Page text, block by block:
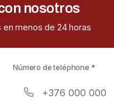
nosotros
menos de 24 horas
Número de teléphone *